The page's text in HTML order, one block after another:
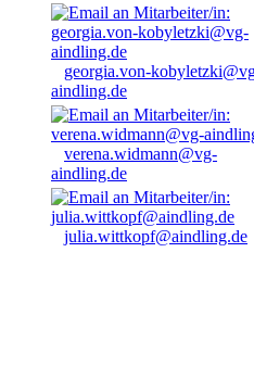
georgia.von-
aindling.de
verena.widmann@vg-
aindling.de
julia.wittkopf@aindling.de